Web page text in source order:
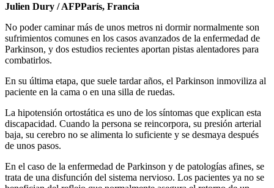
Julien Dury / AFPParís, Francia
No poder caminar más de unos metros ni dormir normalmente son
sufrimientos comunes en los casos avanzados de la enfermedad de
Parkinson, y dos estudios recientes aportan pistas alentadores para
combatirlos.
En su última etapa, que suele tardar años, el Parkinson inmoviliza al
paciente en la cama o en una silla de ruedas.
La hipotensión ortostática es uno de los síntomas que explican esta
discapacidad. Cuando la persona se reincorpora, su presión arterial
baja, su cerebro no se alimenta lo suficiente y se desmaya después
de unos pasos.
En el caso de la enfermedad de Parkinson y de patologías afines, se
trata de una disfunción del sistema nervioso. Los pacientes ya no se